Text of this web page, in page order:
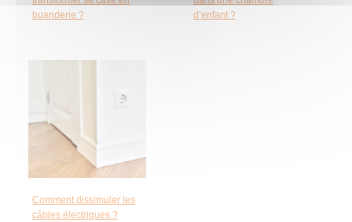
buanderie ?
d’enfant ?
Comment dissimuler les
câbles électriques ?